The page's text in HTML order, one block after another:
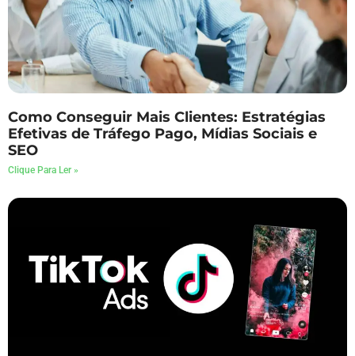
Como Conseguir Mais Clientes: Estratégias
Efetivas de Tráfego Pago, Mídias Sociais e
SEO
Clique Para Ler »